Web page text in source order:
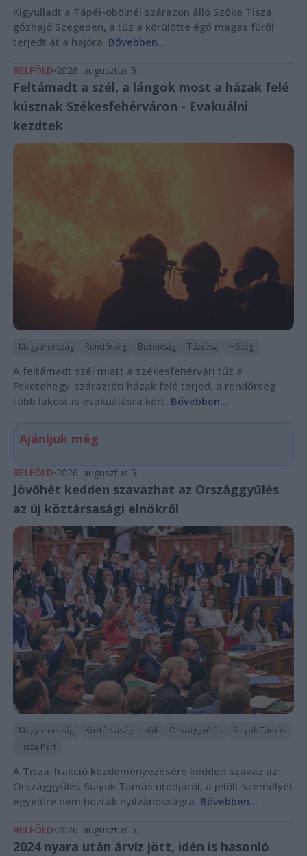
Kigyulladt a Tápéi-öbölnél szárazon álló Szőke Tisza
gőzhajó Szegeden, a tűz a körülötte égő magas fűről
terjedt át a hajóra. Bővebben...
BELFÖLD 2026. augusztus 5.
Feltámadt a szél, a lángok most a házak felé
kúsznak Székesfehérváron - Evakuálni
kezdtek
Magyarország Rendőrség Biztonság Tűzvész Hőség
A feltámadt szél miatt a székesfehérvári tűz a
Feketehegy-szárazréti házak felé terjed, a rendőrség
több lakost is evakuálásra kért. Bővebben...
Ajánljuk még
BELFÖLD 2026. augusztus 5.
Jövőhét kedden szavazhat az Országgyűlés
az új köztársasági elnökről
Magyarország Köztársasági elnök Országgyűlés
Sulyok Tamás
Tisza Párt
A Tisza-frakció kezdeményezésére kedden szavaz az
Országgyűlés Sulyok Tamás utódjáról, a jelölt személyét
egyelőre nem hozták nyilvánosságra. Bővebben...
BELFÖLD 2026. augusztus 5.
2024 nyara után árvíz jött, idén is hasonló